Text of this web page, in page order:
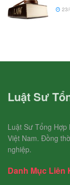
Luật Sư
Luật Sư Tổng Hợp
Việt Nam. Đồng
nghiệp.
Danh Mục Liên